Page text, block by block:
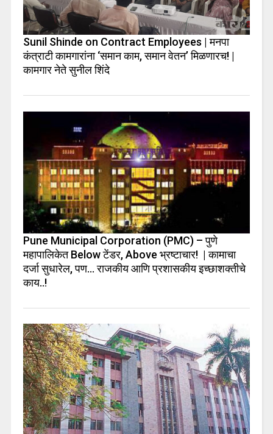
Sunil Shinde on Contract Employees | मनपा
कंत्राटी कामगारांना ‘समान काम, समान वेतन’ मिळणारच! |
कामगार नेते सुनील शिंदे
Pune Municipal Corporation (PMC) – पुणे
महापालिकेत Below टेंडर, Above भ्रष्टाचार! | कामाचा
दर्जा सुधारेल, पण… राजकीय आणि प्रशासकीय इच्छाशक्तीचे
काय..!